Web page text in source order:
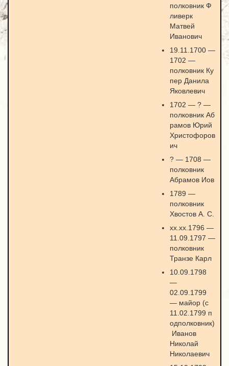
полковник Ф
ливерк
Матвей
Иванович
19.11.1700 —
1702 —
полковник Ку
пер Данила
Яковлевич
1702 — ? —
полковник Аб
рамов Юрий
Христофоров
ич
? — 1708 —
полковник
Абрамов Иов
1789 —
полковник
Хвостов А. С.
хх.хх.1796 —
11.09.1797 —
полковник
Транзе Карл
10.09.1798
—
02.09.1799
— майор (с
11.02.1799 п
одполковник)
Иванов
Николай
Николаевич